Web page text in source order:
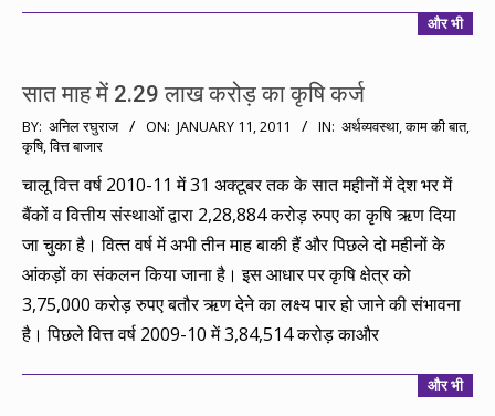
और भी
सात माह में 2.29 लाख करोड़ का कृषि कर्ज
2011-
01-
11
BY: अनिल रघुराज ON: JANUARY 11, 2011 IN: अर्थव्यवस्था,काम की बात,
कृषि,वित्त बाजार
चालू वित्त वर्ष 2010-11 में 31 अक्‍टूबर तक के सात महीनों में देश भर में
बैंकों व वित्तीय संस्थाओं द्वारा 2,28,884 करोड़ रुपए का कृषि‍ ऋण दि‍या
जा चुका है। वि‍त्‍त वर्ष में अभी तीन माह बाकी हैं और पि‍छले दो महीनों के
आंकड़ों का संकलन कि‍या जाना है। इस आधार पर कृषि क्षेत्र को
3,75,000 करोड़ रुपए बतौर ऋण देने का लक्ष्‍य पार हो जाने की संभावना
है। पिछले वित्त वर्ष 2009-10 में 3,84,514 करोड़ काऔर
और भी